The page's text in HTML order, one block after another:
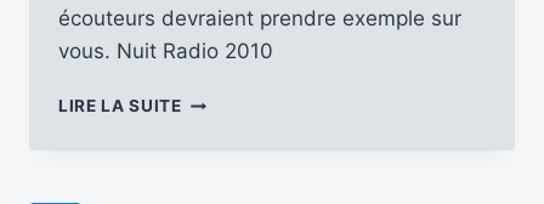
écouteurs devraient prendre exemple sur
vous. Nuit Radio 2010
LIRE LA SUITENUIT